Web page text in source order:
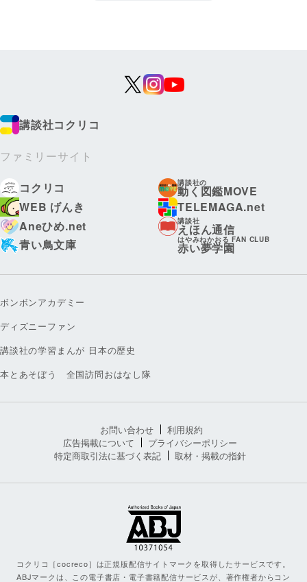
講談社コクリコ
ファミリーサイト
コクリコ
講談社の
動く図鑑MOVE
WEB げんき
TELEMAGA.net
Aneひめ.net
講談社
えほん通信
青い鳥文庫
はやみねかおる FAN CLUB
赤い夢学園
ボンボンアカデミー
ディズニーファン
講談社の学習まんが 日本の歴史
本とあそぼう 全国訪問おはなし隊
お問い合わせ
利用規約
広告掲載について
プライバシーポリシー
特定商取引法に基づく表記
取材・掲載の指針
コクリコ［cocreco］は正規版配信サイトマークを取得したサービスです。
ABJマークは、この電子書店・電子書籍配信サービスが、著作権者からコン